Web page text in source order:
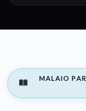
MALAIO